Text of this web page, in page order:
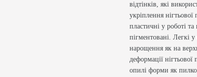
відтінків, які
укріплення
пластичні у роботі
пігментовані. Легкі
нарощення як на
деформації
опилі форми як